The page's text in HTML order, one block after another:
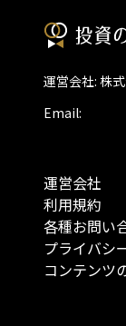
運営会社: 株
Email:
運営会社
利用規約
各種お問い
プライバシ
コンテンツ